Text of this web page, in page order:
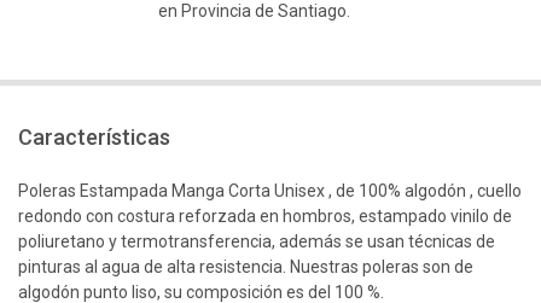
en Provincia de Santiago.
Características
Poleras Estampada Manga Corta Unisex , de 100% algodón , cuello
redondo con costura reforzada en hombros, estampado vinilo de
poliuretano y termotransferencia, además se usan técnicas de
pinturas al agua de alta resistencia. Nuestras poleras son de
algodón punto liso, su composición es del 100 %.